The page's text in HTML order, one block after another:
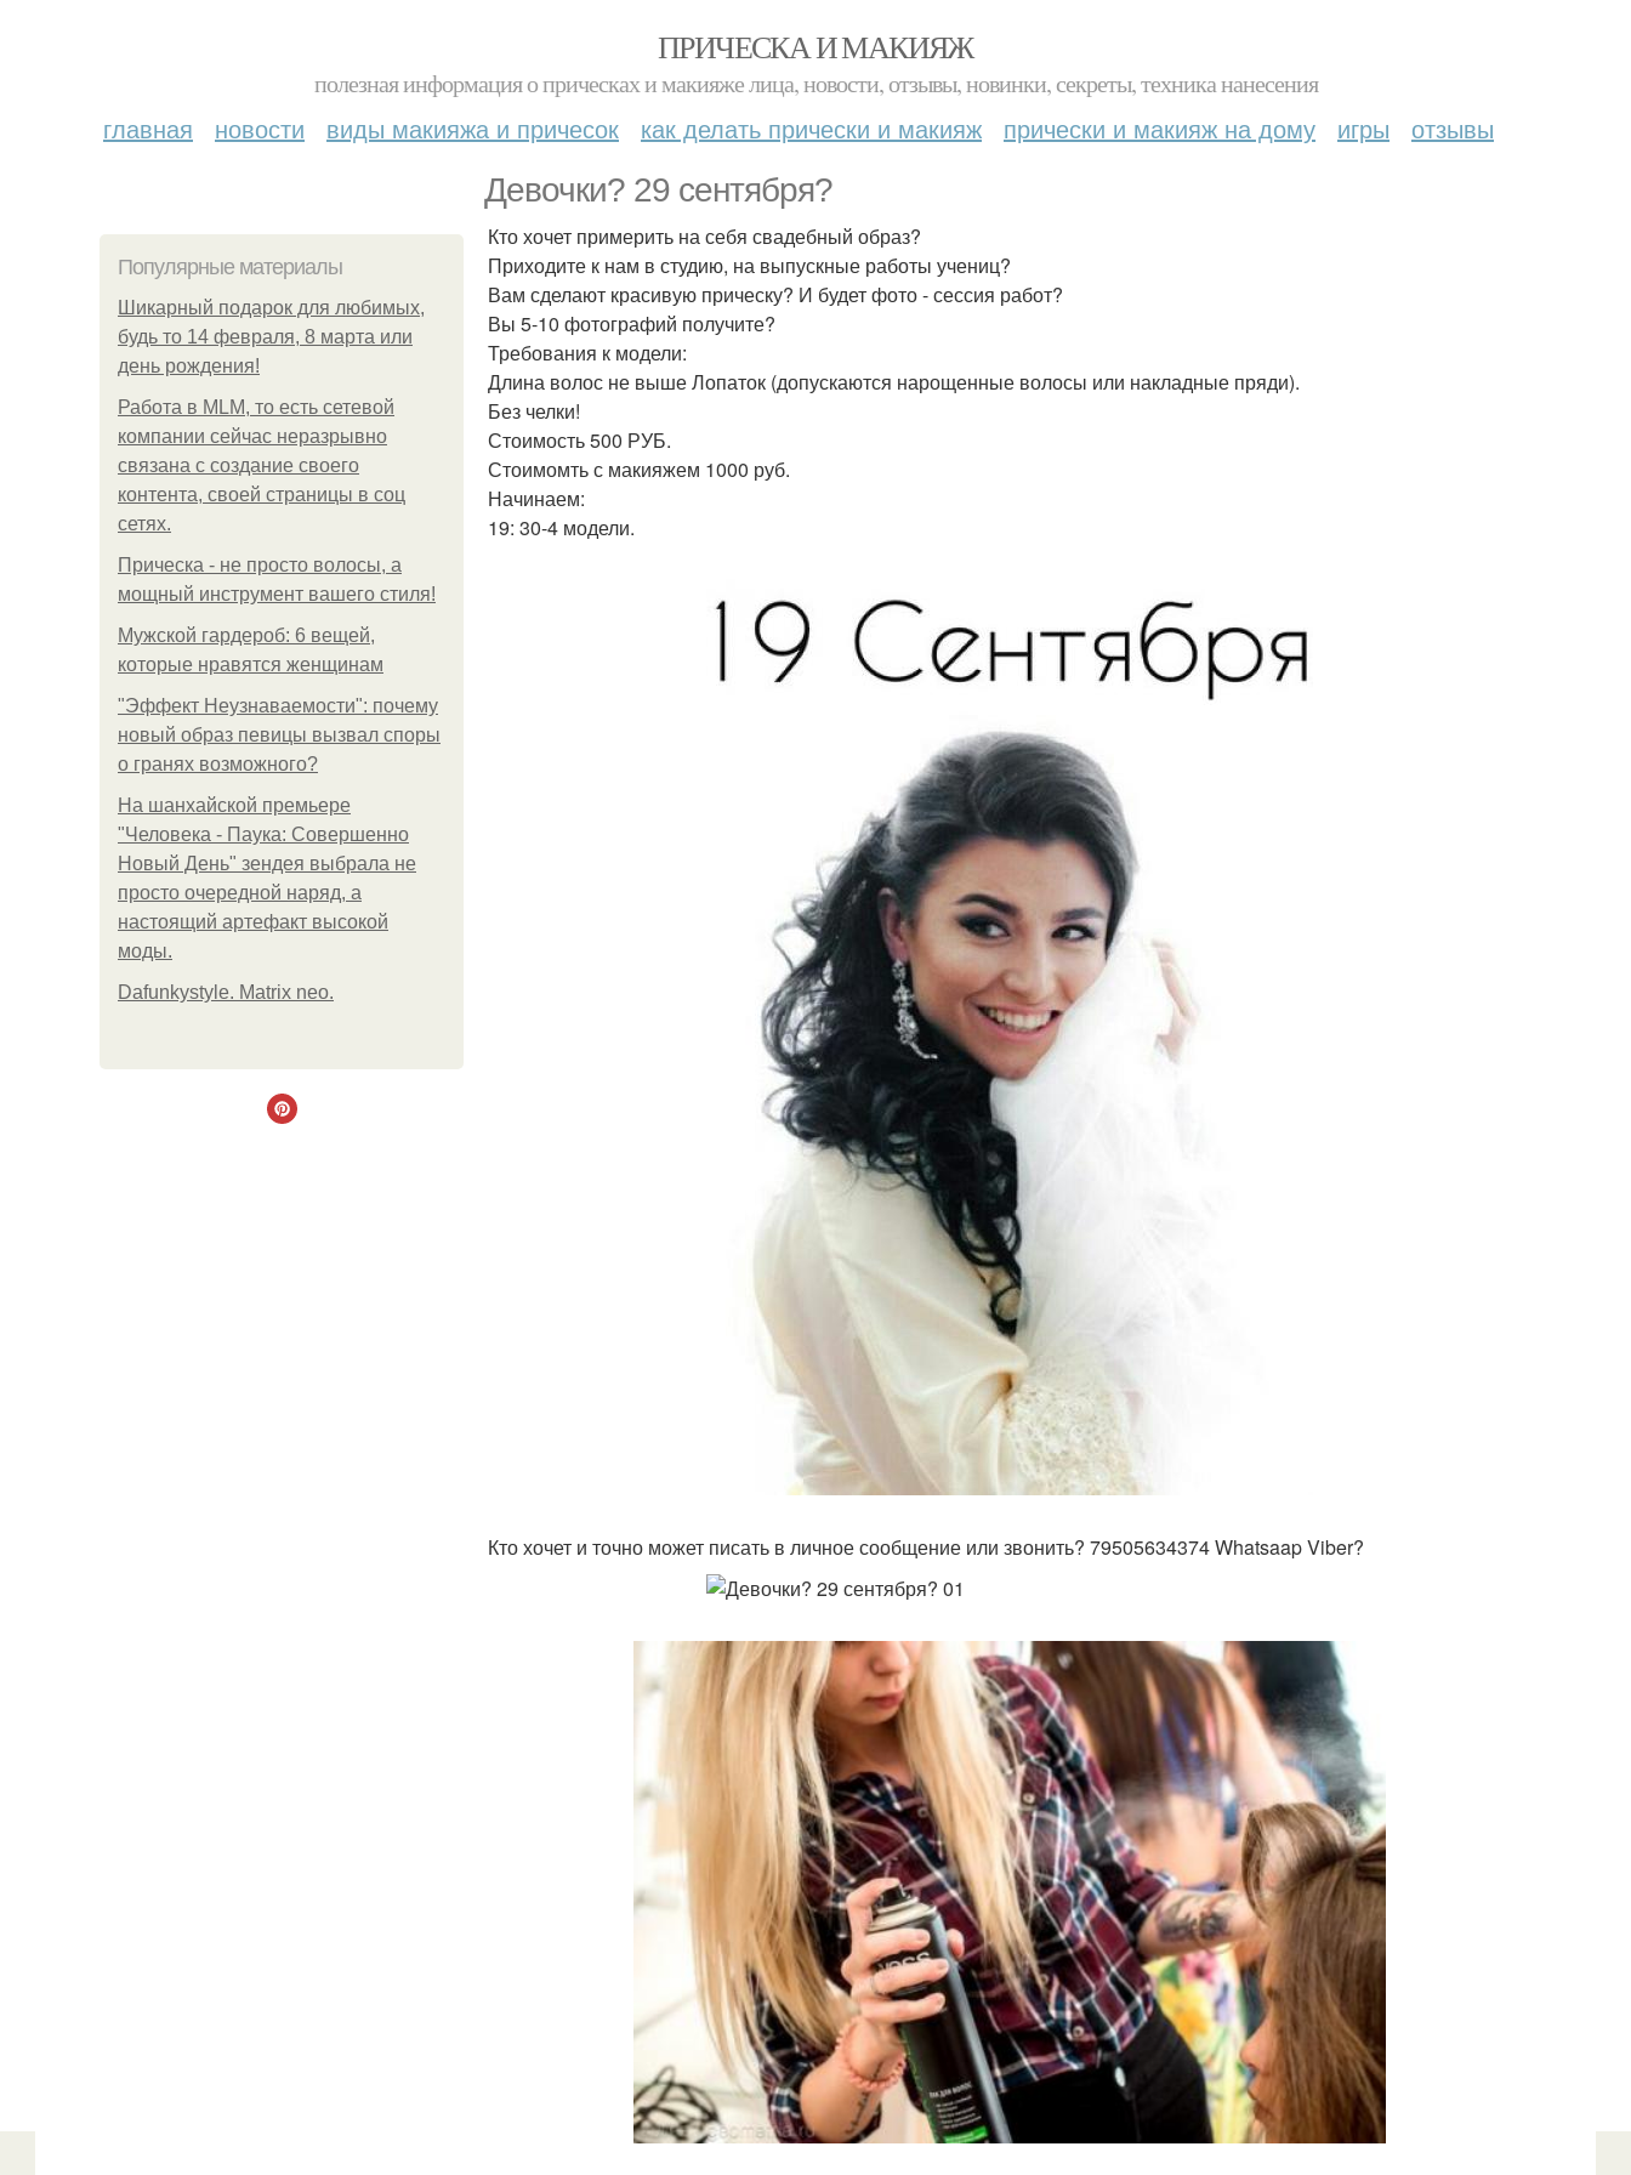
ПРИЧЕСКА И МАКИЯЖ
полезная информация о прическах и макияже лица, новости, отзывы, новинки, секреты, техника нанесения
главная новости виды макияжа и причесок как делать прически и макияж прически и макияж на дому игры отзывы
Девочки? 29 сентября?
Популярные материалы
Шикарный подарок для любимых,
будь то 14 февраля, 8 марта или
день рождения!
Работа в MLM, то есть сетевой
компании сейчас неразрывно
связана с создание своего
контента, своей страницы в соц
сетях.
Прическа - не просто волосы, а
мощный инструмент вашего стиля!
Мужской гардероб: 6 вещей,
которые нравятся женщинам
"Эффект Неузнаваемости": почему
новый образ певицы вызвал споры
о гранях возможного?
На шанхайской премьере
"Человека - Паука: Совершенно
Новый День" зендея выбрала не
просто очередной наряд, а
настоящий артефакт высокой
моды.
Dafunkystyle. Matrix neo.
Кто хочет примерить на себя свадебный образ?
Приходите к нам в студию, на выпускные работы учениц?
Вам сделают красивую прическу? И будет фото - сессия работ?
Вы 5-10 фотографий получите?
Требования к модели:
Длина волос не выше Лопаток (допускаются нарощенные волосы или накладные пряди).
Без челки!
Стоимость 500 РУБ.
Стоимомть с макияжем 1000 руб.
Начинаем:
19: 30-4 модели.
Кто хочет и точно может писать в личное сообщение или звонить? 79505634374 Whatsaap Viber?